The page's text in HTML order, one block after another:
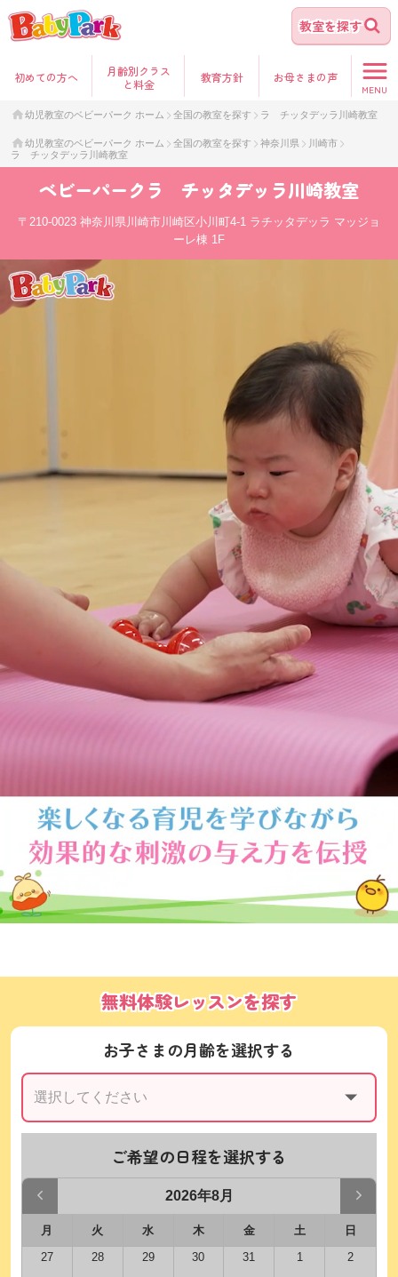
教室を探す
初めての方へ
月齢別クラス
と料金
教育方針 お母さまの声
MENU
幼児教室のベビーパーク ホーム 全国の教室を探す ラ チッタデッラ川崎教室
幼児教室のベビーパーク ホーム 全国の教室を探す 神奈川県
川崎市
ラ チッタデッラ川崎教室
ベビーパーク ラ チッタデッラ川崎教室
〒210-0023 神奈川県川崎市川崎区小川町4-1 ラチッタデッラ マッジョ
ーレ棟 1F
無料体験レッスンを探す
お子さまの月齢を選択する
ご希望の日程を選択する
2026年8月
月 火 水 木 金 土
日
27
28 29 30 31 1 2